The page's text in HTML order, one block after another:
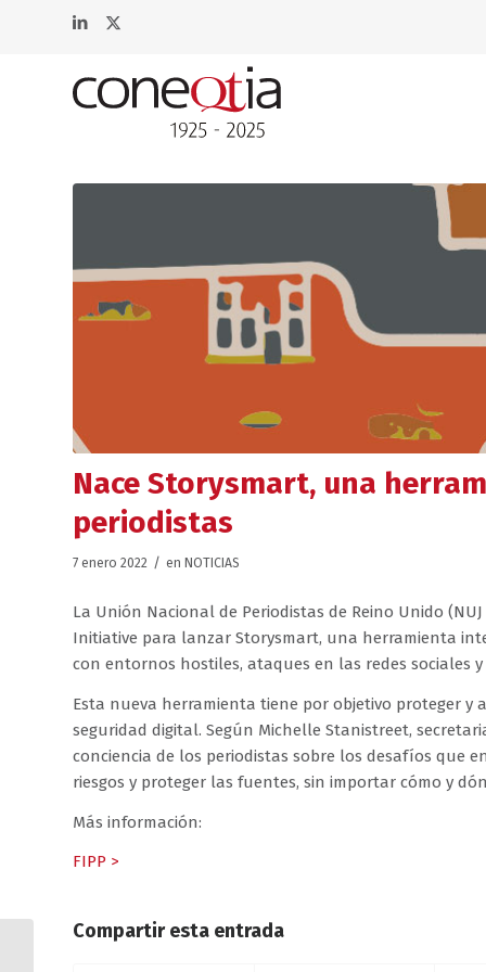
Nace Storysmart, una
periodistas
7 enero 2022 / en NOTICIAS
La Unión Nacional de Periodistas de Reino Unido
Initiative para lanzar Storysmart, una herramienta
con entornos hostiles, ataques en las redes sociales
Esta nueva herramienta tiene por objetivo proteger y
seguridad digital. Según Michelle Stanistreet,
conciencia de los periodistas sobre los desafíos que
riesgos y proteger las fuentes, sin importar cómo y
Más información:
FIPP >
Compartir esta entrada